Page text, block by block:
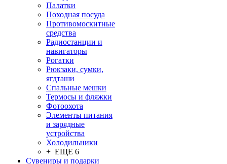
Палатки
Походная посуда
Противомоскитные
средства
Радиостанции и
навигаторы
Рогатки
Рюкзаки, сумки,
ягдташи
Спальные мешки
Термосы и фляжки
Фотоохота
Элементы питания
и зарядные
устройства
Холодильники
+ ЕЩЕ 6
Сувениры и подарки